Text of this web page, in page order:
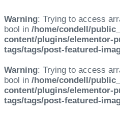
Warning: Trying to access
bool in /home/condell/
content/plugins/elementor-
tags/tags/post-featured-
Warning: Trying to access
bool in /home/condell/
content/plugins/elementor-
tags/tags/post-featured-